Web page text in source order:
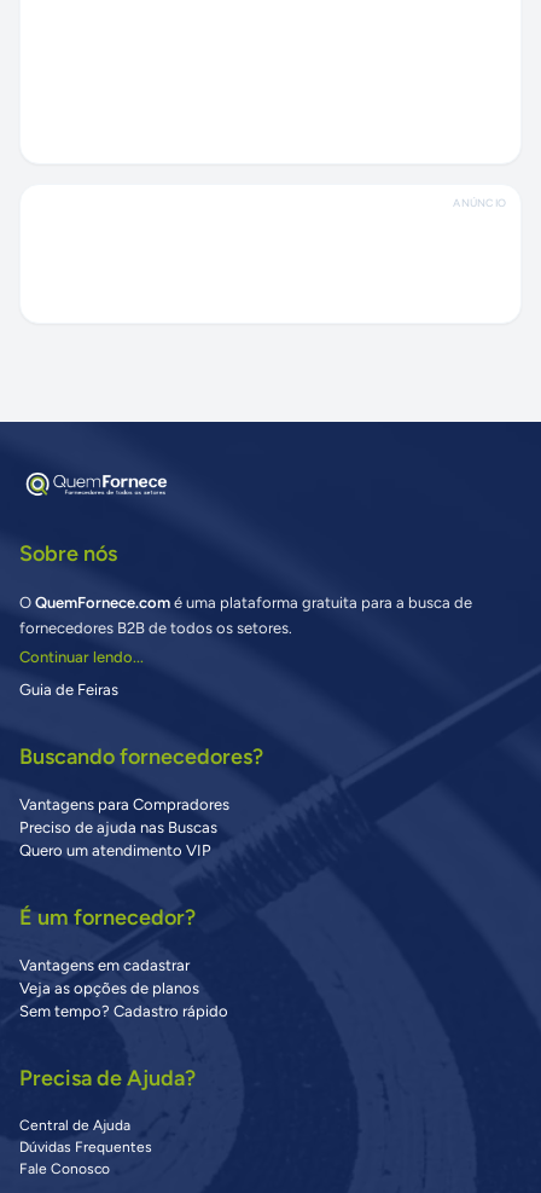
ANÚNCIO
Sobre nós
O QuemFornece.com é uma plataforma gratuita para a busca de
fornecedores B2B de todos os setores.
Continuar lendo...
Guia de Feiras
Buscando fornecedores?
Vantagens para Compradores
Preciso de ajuda nas Buscas
Quero um atendimento VIP
É um fornecedor?
Vantagens em cadastrar
Veja as opções de planos
Sem tempo? Cadastro rápido
Precisa de Ajuda?
Central de Ajuda
Dúvidas Frequentes
Fale Conosco